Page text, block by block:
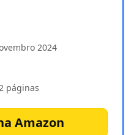
2024
páginas
Amazon